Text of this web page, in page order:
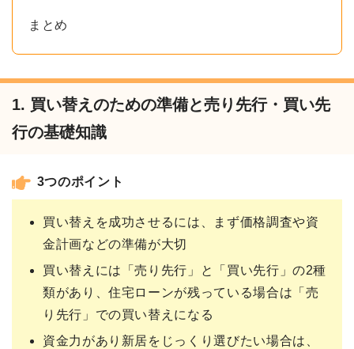
まとめ
1. 買い替えのための準備と売り先行・買い先
行の基礎知識
3つのポイント
買い替えを成功させるには、まず価格調査や資
金計画などの準備が大切
買い替えには「売り先行」と「買い先行」の2種
類があり、住宅ローンが残っている場合は「売
り先行」での買い替えになる
資金力があり新居をじっくり選びたい場合は、